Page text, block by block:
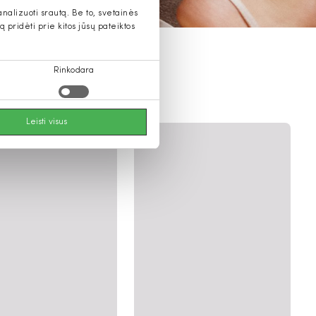
srautą. Be to, svetainės
pridėti prie kitos jūsų pateiktos
Rinkodara
Leisti visus